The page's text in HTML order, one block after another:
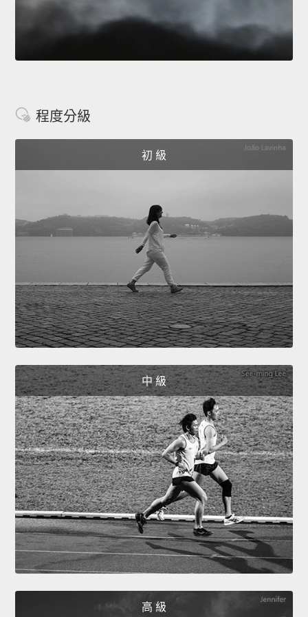
程度分級
初 級
中 級
高 級